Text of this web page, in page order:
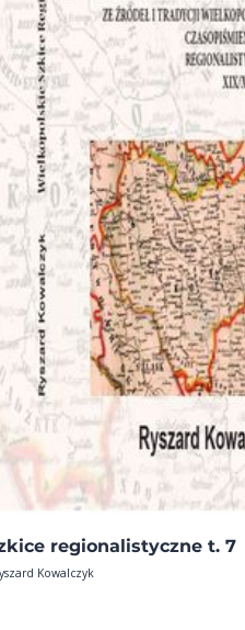
regionalistyczne t. 7
Kowalczyk